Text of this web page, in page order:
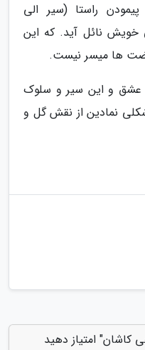
راستا (سیر الی
خویش نائل آید. که این
ها میسر نیست.
عشق و این سیر و سلوک
نمادین از نقش گل و
کاشان" امتیاز دهید